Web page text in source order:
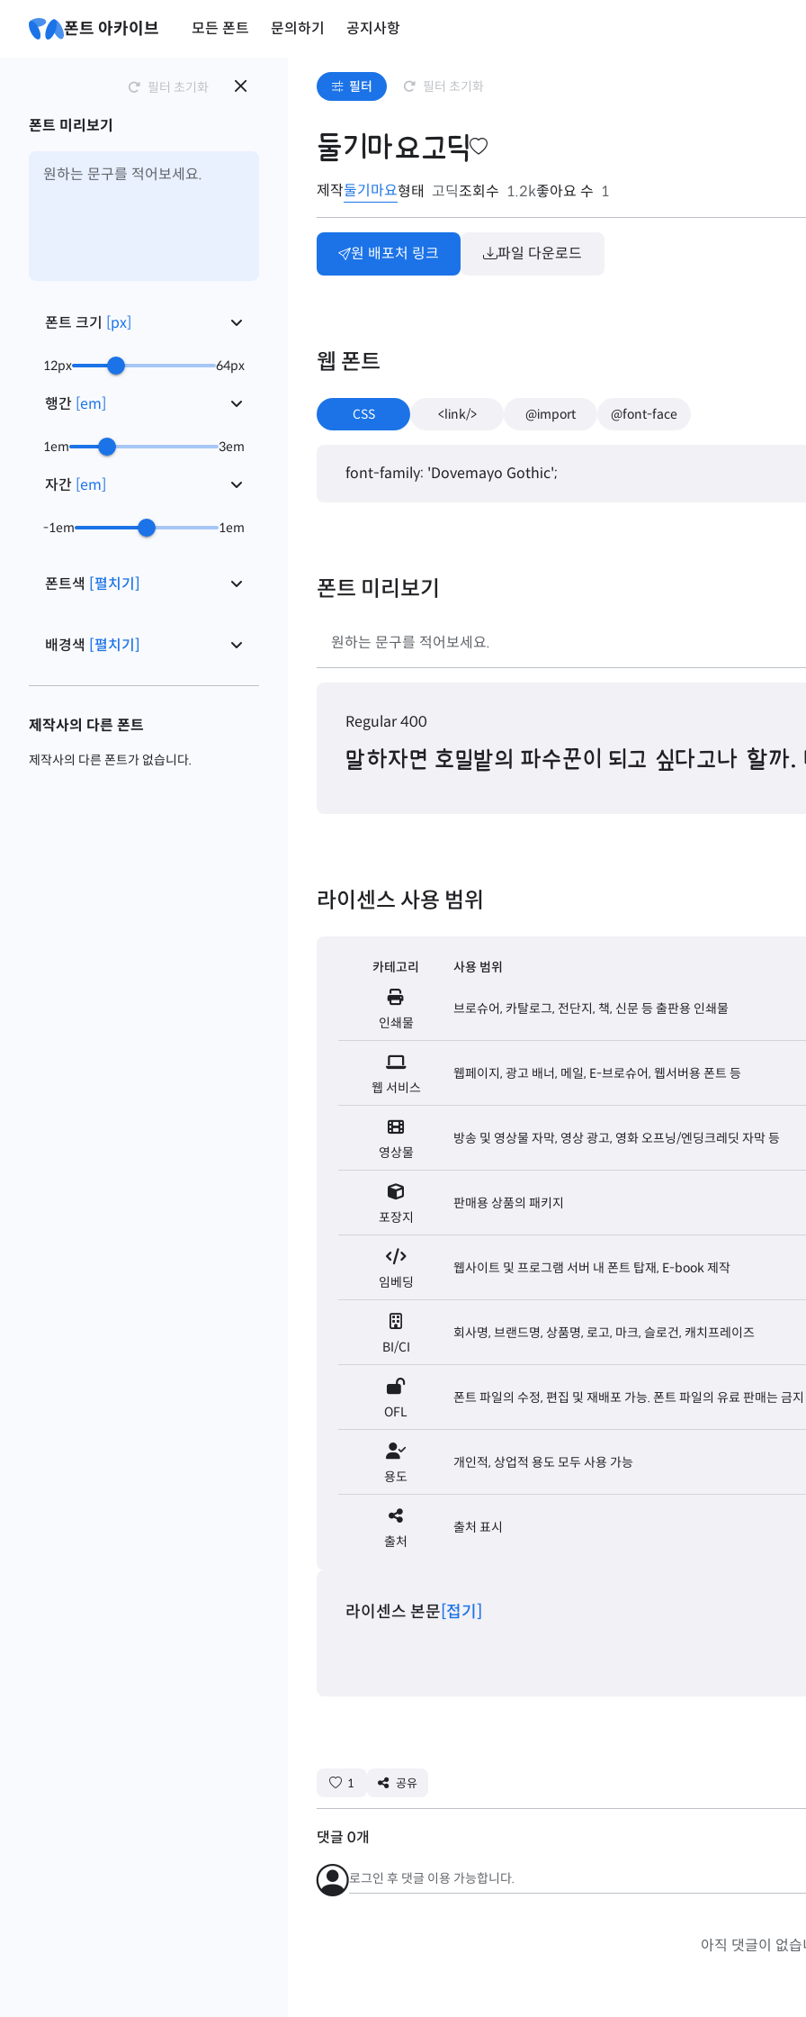
폰트 아카이브 모든 폰트 문의하기 공지사항
필터 필터 초기화
필터 초기화
폰트 미리보기
폰트 크기 [px]
12px 64px
행간 [em]
1em 3em
자간 [em]
-1em 1em
폰트색 [펼치기]
배경색 [펼치기]
제작사의 다른 폰트
제작사의 다른 폰트가 없습니다.
둘기마요고딕
제작둘기마요형태 고딕조회수 1.2k좋아요 수 1
원 배포처 링크 파일 다운로드
웹 폰트
CSS <link/> @import @font-face
font-family: 'Dovemayo Gothic';
폰트 미리보기
Regular 400
말하자면 호밀밭의 파수꾼이 되고 싶다고나 할까
라이센스 사용 범위
카테고리 사용 범위
인쇄물
브로슈어, 카탈로그, 전단지, 책, 신문 등 출판용 인쇄물
웹 서비스
웹페이지, 광고 배너, 메일, E-브로슈어, 웹서버용 폰트 등
영상물
방송 및 영상물 자막, 영상 광고, 영화 오프닝/엔딩크레딧 자막 등
포장지
판매용 상품의 패키지
임베딩
웹사이트 및 프로그램 서버 내 폰트 탑재, E-book 제작
BI/CI
회사명, 브랜드명, 상품명, 로고, 마크, 슬로건, 캐치프레이즈
OFL
폰트 파일의 수정, 편집 및 재배포 가능. 폰트 파일의 유료 판매는 금지
용도
개인적, 상업적 용도 모두 사용 가능
출처
출처 표시
라이센스 본문 [접기]
1 공유
댓글 0개
로그인 후 댓글 이용 가능합니다.
아직 댓글이 없습